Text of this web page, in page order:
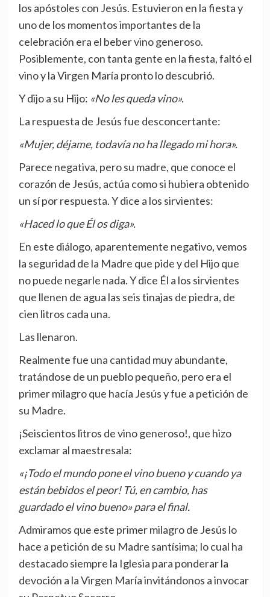
los apóstoles con Jesús. Estuvieron en la fiesta y
uno de los momentos importantes de la
celebración era el beber vino generoso.
Posiblemente, con tanta gente en la fiesta, faltó el
vino y la Virgen María pronto lo descubrió.
Y dijo a su Hijo: «No les queda vino».
La respuesta de Jesús fue desconcertante:
«Mujer, déjame, todavía no ha llegado mi hora».
Parece negativa, pero su madre, que conoce el
corazón de Jesús, actúa como si hubiera obtenido
un sí por respuesta. Y dice a los sirvientes:
«Haced lo que Él os diga».
En este diálogo, aparentemente negativo, vemos
la seguridad de la Madre que pide y del Hijo que
no puede negarle nada. Y dice Él a los sirvientes
que llenen de agua las seis tinajas de piedra, de
cien litros cada una.
Las llenaron.
Realmente fue una cantidad muy abundante,
tratándose de un pueblo pequeño, pero era el
primer milagro que hacía Jesús y fue a petición de
su Madre.
¡Seiscientos litros de vino generoso!, que hizo
exclamar al maestresala:
«¡Todo el mundo pone el vino bueno y cuando ya
están bebidos el peor! Tú, en cambio, has
guardado el vino bueno» para el final.
Admiramos que este primer milagro de Jesús lo
hace a petición de su Madre santísima; lo cual ha
destacado siempre la Iglesia para ponderar la
devoción a la Virgen María invitándonos a invocar